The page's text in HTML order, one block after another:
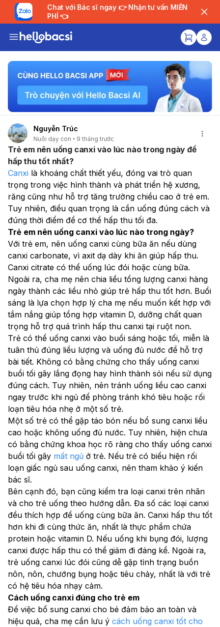
Chat với Bác sĩ ngay 👉 Nhận tư vấn MIỄN
PHÍ 👈
Nguyễn Trúc
Nuôi dạy con 9 tháng trước
Trẻ em nên uống canxi vào lúc nào trong ngày​ để
hấp thu tốt nhất?
Canxi là khoáng chất thiết yếu, đóng vai trò quan
trọng trong việc hình thành và phát triển hệ xương,
răng cũng như hỗ trợ tăng trưởng chiều cao ở trẻ em.
Tuy nhiên, điều quan trọng là cần uống đúng cách và
đúng thời điểm để cơ thể hấp thu tối đa.
Trẻ em nên uống canxi vào lúc nào trong ngày?
Với trẻ em, nên uống canxi cùng bữa ăn nếu dùng
canxi carbonate, vì axit dạ dày khi ăn giúp hấp thu.
Canxi citrate có thể uống lúc đói hoặc cùng bữa.
Ngoài ra, cha mẹ nên chia liều tổng lượng canxi hàng
ngày thành các liều nhỏ giúp trẻ hấp thu tốt hơn. Buổi
sáng là lựa chọn hợp lý cha mẹ nếu muốn kết hợp với
tắm nắng giúp tổng hợp vitamin D, dưỡng chất quan
trọng hỗ trợ quá trình hấp thu canxi tại ruột non.
Trẻ có thể uống canxi vào buổi sáng hoặc tối, miễn là
tuân thủ đúng liều lượng và uống đủ nước để hỗ trợ
bài tiết. Không có bằng chứng cho thấy uống canxi
buổi tối gây lắng đọng hay hình thành sỏi nếu sử dụng
đúng cách. Tuy nhiên, nên tránh uống liều cao canxi
ngay trước khi ngủ để phòng tránh khó tiêu hoặc rối
loạn tiêu hóa nhẹ ở một số trẻ.
Một số trẻ có thể gặp táo bón nếu bổ sung canxi liều
cao hoặc không uống đủ nước. Tuy nhiên, hiện chưa
có bằng chứng khoa học rõ ràng cho thấy uống canxi
buổi tối gây mất ngủ ở trẻ. Nếu trẻ có biểu hiện rối
loạn giấc ngủ sau uống canxi, nên tham khảo ý kiến
bác sĩ.
Bên cạnh đó, bạn cũng kiểm tra loại canxi trên nhãn
và cho trẻ uống theo hướng dẫn. Đa số các loại canxi
đều thích hợp để uống cùng bữa ăn. Canxi hấp thu tốt
hơn khi đi cùng thức ăn, nhất là thực phẩm chứa
protein hoặc vitamin D. Nếu uống khi bụng đói, lượng
canxi được hấp thu có thể giảm đi đáng kể. Ngoài ra,
trẻ uống canxi lúc đói cũng dễ gặp tình trạng buồn
nôn, nôn, chướng bụng hoặc tiêu chảy, nhất là với trẻ
có hệ tiêu hóa nhạy cảm.
Cách uống canxi đúng cho trẻ em
Để việc bổ sung canxi cho bé đảm bảo an toàn và
hiệu quả, cha mẹ cần lưu ý cách uống canxi tốt cho